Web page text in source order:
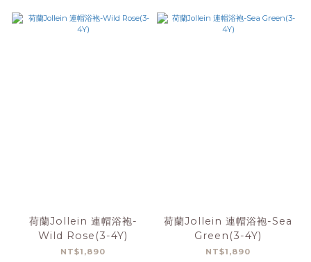
荷蘭Jollein 連帽浴袍-
Wild Rose(3-4Y)
NT$1,890
荷蘭Jollein 連帽浴袍-Sea
Green(3-4Y)
NT$1,890